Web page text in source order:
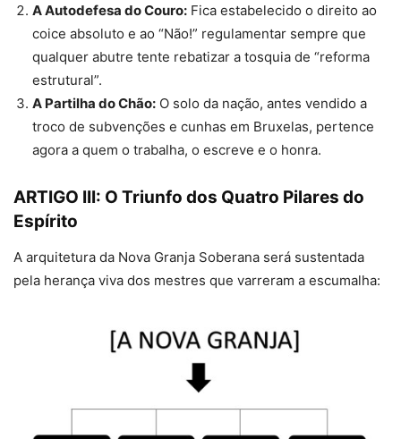
A Autodefesa do Couro: Fica estabelecido o direito ao
coice absoluto e ao “Não!” regulamentar sempre que
qualquer abutre tente rebatizar a tosquia de “reforma
estrutural”.
A Partilha do Chão: O solo da nação, antes vendido a
troco de subvenções e cunhas em Bruxelas, pertence
agora a quem o trabalha, o escreve e o honra.
ARTIGO III: O Triunfo dos Quatro Pilares do
Espírito
A arquitetura da Nova Granja Soberana será sustentada
pela herança viva dos mestres que varreram a escumalha: